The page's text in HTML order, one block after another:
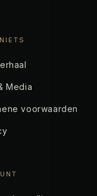
Media
voorwaarden